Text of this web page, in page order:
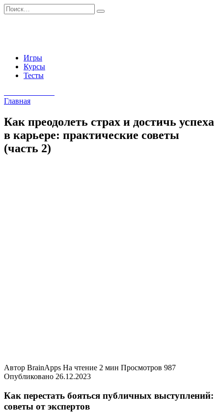
Перейти
к
Search
for:
Игры
Курсы
Тесты
Главная
Как преодолеть страх и достичь успеха
в карьере: практические советы
(часть 2)
Автор BrainApps На чтение 2 мин Просмотров 987
Опубликовано 26.12.2023
Как перестать бояться публичных выступлений:
советы от экспертов